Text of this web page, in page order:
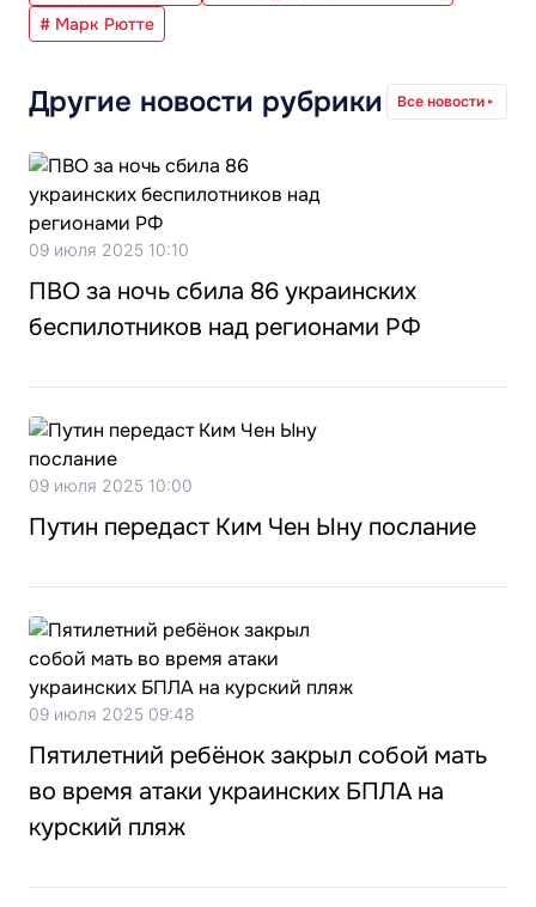
# Марк Рютте
Другие новости рубрики Все новости
09 июля 2025 10:10
ПВО за ночь сбила 86 украинских
беспилотников над регионами РФ
09 июля 2025 10:00
Путин передаст Ким Чен Ыну послание
09 июля 2025 09:48
Пятилетний ребёнок закрыл собой мать
во время атаки украинских БПЛА на
курский пляж